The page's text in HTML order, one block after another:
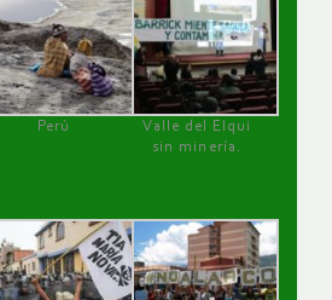
Perú
Valle del Elqui
sin minería.